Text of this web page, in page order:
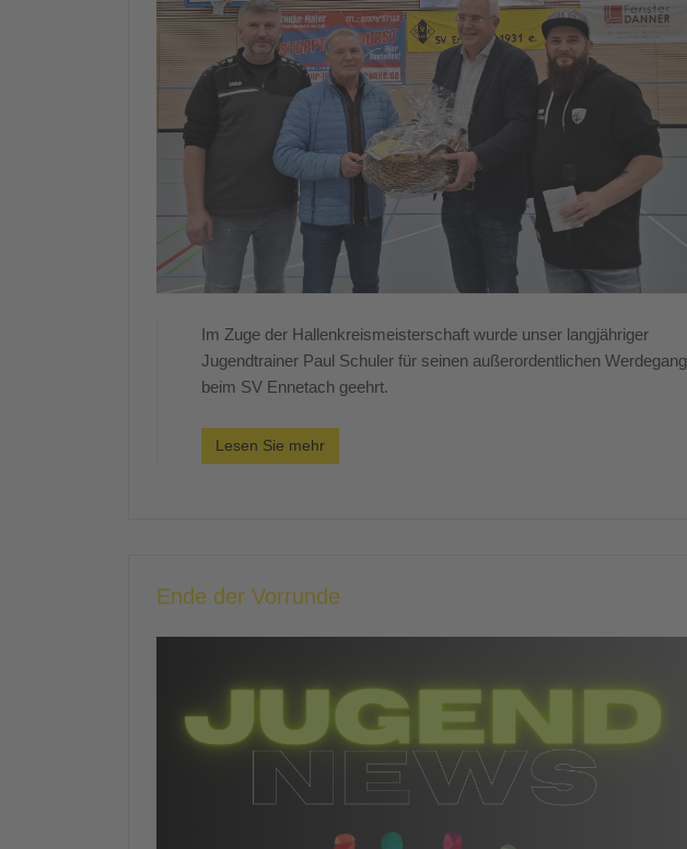
Im Zuge der Hallenkreismeisterschaft wurde unser langjähriger
Jugendtrainer Paul Schuler für seinen außerordentlichen Werdegang
beim SV Ennetach geehrt.
Lesen Sie mehr
Ende der Vorrunde